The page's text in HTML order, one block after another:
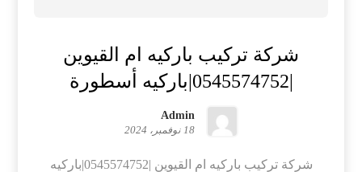
شركة تركيب باركيه ام القيوين
|0545574752|باركيه أسطورة
Admin
18 نوفمبر، 2024
شركة تركيب باركيه ام القيوين |0545574752|باركيه